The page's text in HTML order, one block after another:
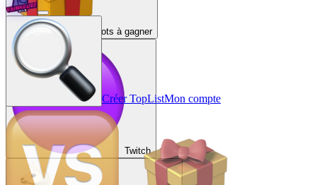
Lots à gagner
Twitch
Créer TopListMon compte